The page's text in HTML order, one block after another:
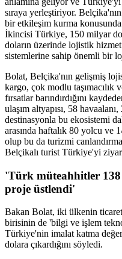
sıraya yerleştiriyor.
bir etkileşim kurma
İkincisi Türkiye, 150 milyar
doların üzerinde lojistik
sistemlerine sahip önemli bir
Bolat, Belçika'nın gelişmiş
kargo, çok modlu taşımacılık
fırsatlar barındırdığını
ulaşım altyapısı, 58
destinasyonla bu ekosistemi
arasında haftalık 80 yolcu ve
olup bu da turizmi
Belçikalı turist Türkiye'yi
'Türk müteahhitler
proje üstlendi'
Bakan Bolat, iki ülkenin
birisinin de 'bilgi ve işlem
Türkiye'nin imalat katma
dolara çıkardığını söyledi.